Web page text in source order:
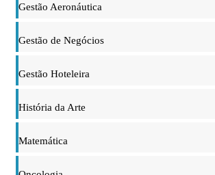
Gestão Aeronáutica
Gestão de Negócios
Gestão Hoteleira
História da Arte
Matemática